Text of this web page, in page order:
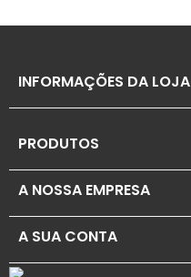
INFORMAÇÕES DA LOJA
PRODUTOS
A NOSSA EMPRESA
A SUA CONTA